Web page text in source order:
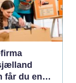
får du en